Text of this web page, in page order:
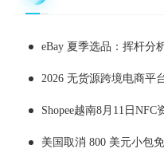
eBay 夏季选品：挥杆分析
2026 无货源跨境电商平
Shopee越南8月11日
美国取消 800 美元小包免